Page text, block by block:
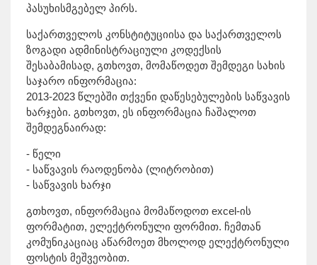
პასუხისმგებელ პირს.
საქართველოს კონსტიტუციისა და საქართველოს
ზოგადი ადმინისტრაციული კოდექსის
შესაბამისად, გთხოვთ, მომაწოდეთ შემდეგი სახის
საჯარო ინფორმაცია:
2013-2023 წლებში თქვენი დაწესებულების საწვავის
ხარჯები. გთხოვთ, ეს ინფორმაცია ჩაშალოთ
შემდეგნაირად:
- წელი
- საწვავის რაოდენობა (ლიტრობით)
- საწვავის ხარჯი
გთხოვთ, ინფორმაცია მომაწოდოთ excel-ის
ფორმატით, ელექტრონული ფორმით. ჩემთან
კომუნიკაციაც აწარმოეთ მხოლოდ ელექტრონული
ფოსტის მეშვეობით.